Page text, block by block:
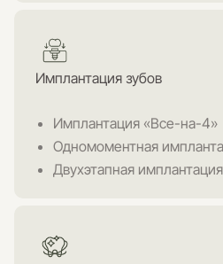
Имплантация зубов
Имплантация «Все-на-4»
Одномоментная
Двухэтапная имплантация